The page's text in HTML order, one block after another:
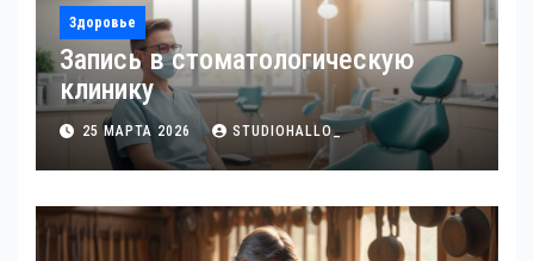
Здоровье
Запись в стоматологическую
клинику
25 МАРТА 2026 STUDIOHALLO_